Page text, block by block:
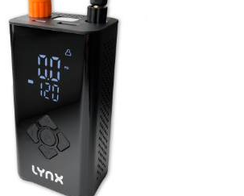
een krachtige en compacte accu
tot 11 bar oppompt. Met een
van 18 liter per minuut is
compressor geschikt voor alle
nu gaat om fietsbanden, scooters,
de E-Blow 3 levert
In totaal is er de keuze uit 4
psi, bar, kPa en kg/cm2.